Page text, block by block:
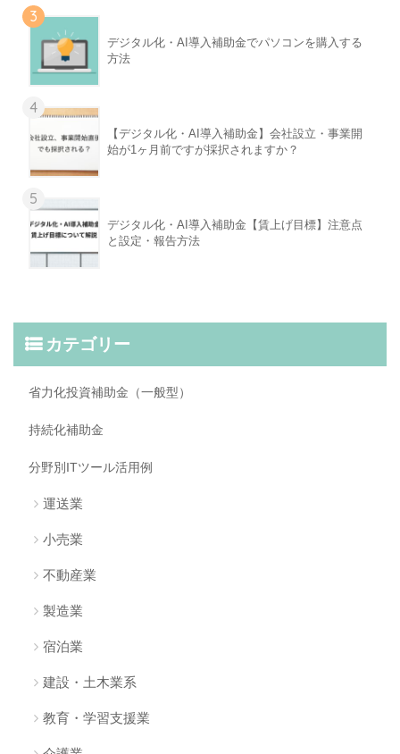
3
デジタル化・AI導入補助金でパソコンを購入する
方法
4
【デジタル化・AI導入補助金】会社設立・事業開
始が1ヶ月前ですが採択されますか？
5
デジタル化・AI導入補助金【賃上げ目標】注意点
と設定・報告方法
カテゴリー
省力化投資補助金（一般型）
持続化補助金
分野別ITツール活用例
運送業
小売業
不動産業
製造業
宿泊業
建設・土木業系
教育・学習支援業